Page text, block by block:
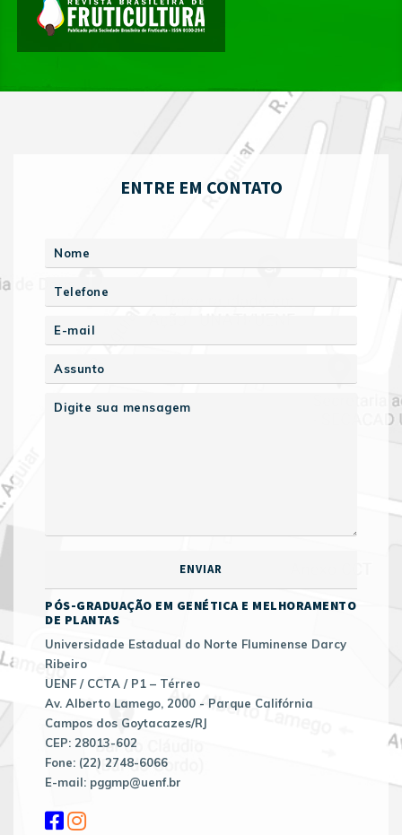
ENTRE EM CONTATO
PÓS-GRADUAÇÃO EM GENÉTICA E MELHORAMENTO
DE PLANTAS
Universidade Estadual do Norte Fluminense Darcy
Ribeiro
UENF / CCTA / P1 – Térreo
Av. Alberto Lamego, 2000 - Parque Califórnia
Campos dos Goytacazes/RJ
CEP: 28013-602
Fone: (22) 2748-6066
E-mail: pggmp@uenf.br